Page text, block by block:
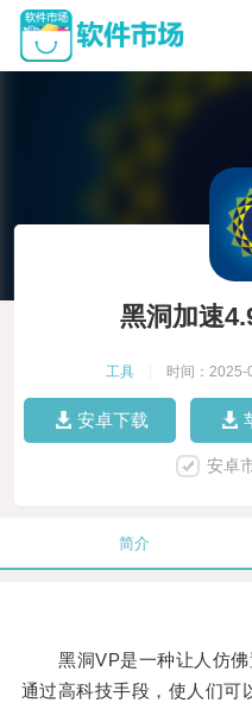
黑洞加速
工具 时间：2025-
安卓下载
安卓
简介
黑洞VP是一种让人仿佛
通过高科技手段，使人们可